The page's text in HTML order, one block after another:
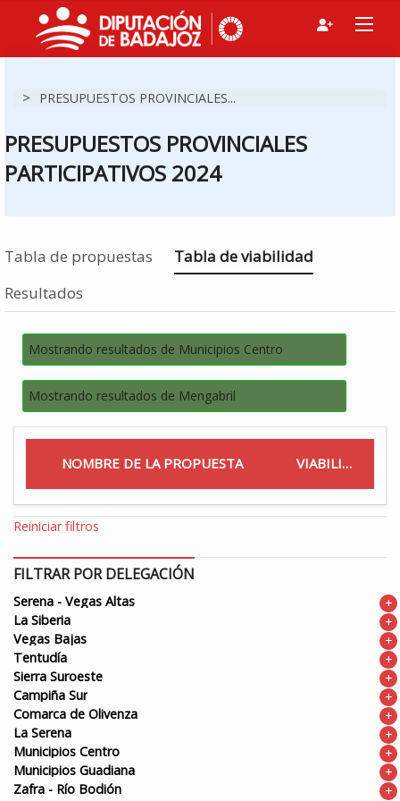
> PRESUPUESTOS PROVINCIALES...
PRESUPUESTOS PROVINCIALES
PARTICIPATIVOS 2024
Tabla de propuestas Estás en
Tabla de viabilidad
Resultados
Mostrando resultados de Municipios Centro
Mostrando resultados de Mengabril
NOMBRE DE LA PROPUESTA VIABILIDAD
Reiniciar filtros
FILTRAR POR DELEGACIÓN